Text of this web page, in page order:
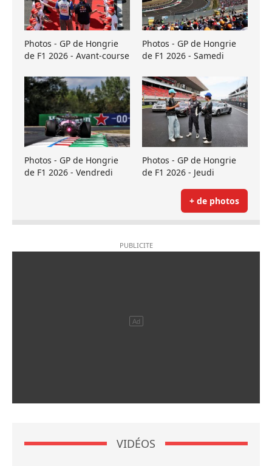
Photos - GP de Hongrie
de F1 2026 - Avant-course
Photos - GP de Hongrie
de F1 2026 - Samedi
Photos - GP de Hongrie
de F1 2026 - Vendredi
Photos - GP de Hongrie
de F1 2026 - Jeudi
+ de photos
VIDÉOS